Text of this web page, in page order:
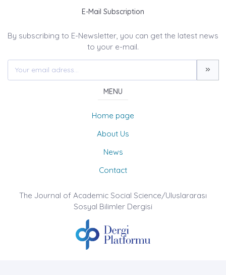
E-Mail Subscription
By subscribing to E-Newsletter, you can get the latest news
to your e-mail.
MENU
Home page
About Us
News
Contact
The Journal of Academic Social Science/Uluslararası
Sosyal Bilimler Dergisi